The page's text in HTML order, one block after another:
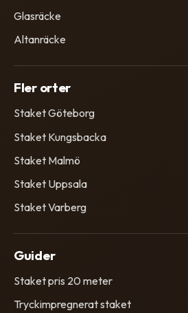
Glasräcke
Altanräcke
Fler orter
Staket Göteborg
Staket Kungsbacka
Staket Malmö
Staket Uppsala
Staket Varberg
Guider
Staket pris 20 meter
Tryckimpregnerat staket